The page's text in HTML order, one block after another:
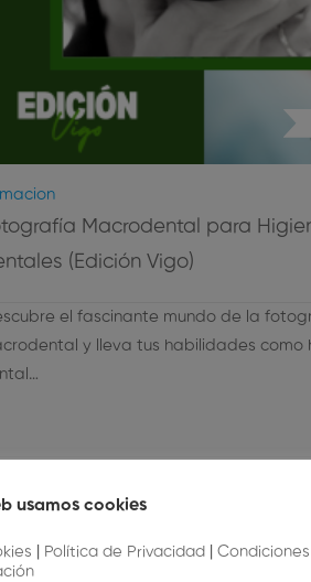
Macrodental para
(Edición Vigo)
el fascinante mundo de la
y lleva tus habilidades como
usamos cookies
Política de Privacidad